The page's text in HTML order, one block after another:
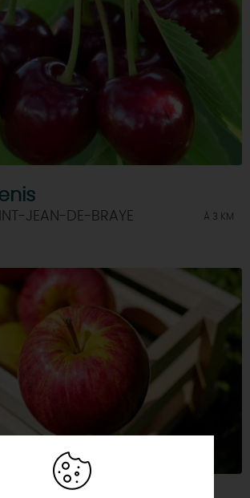
JEAN-DE-BRAYE À 3 KM